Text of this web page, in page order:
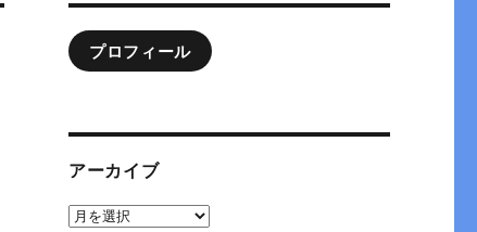
プロフィール
アーカイブ
ア